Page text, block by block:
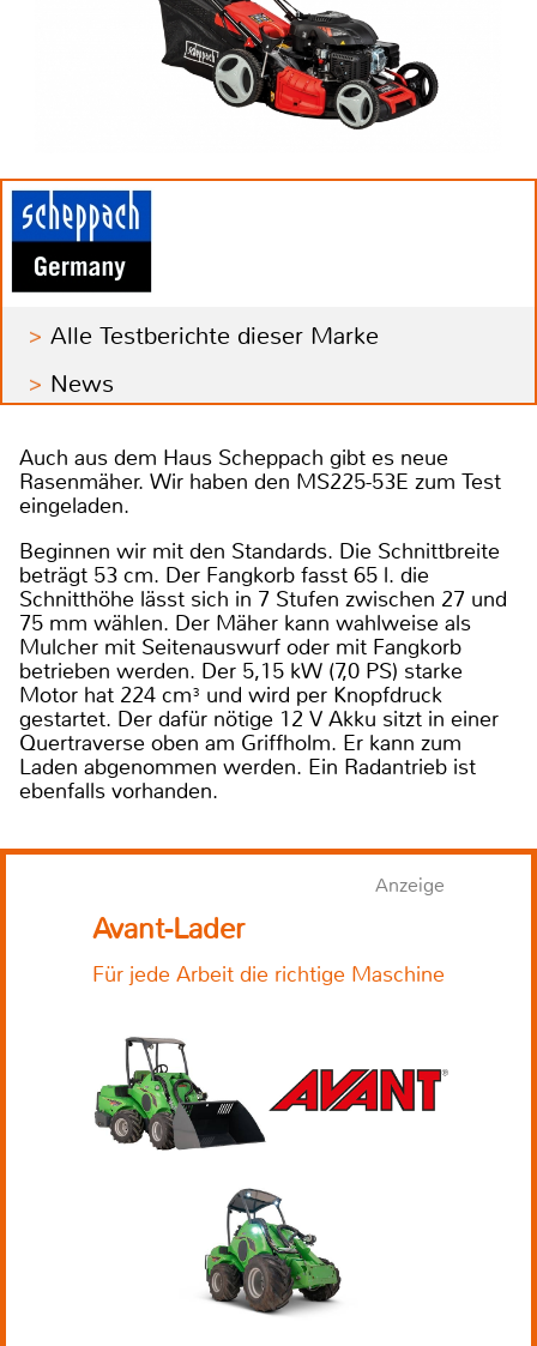
Alle Testberichte dieser Marke
News
Auch aus dem Haus Scheppach gibt es neue
Rasenmäher. Wir haben den MS225-53E zum Test
eingeladen.
Beginnen wir mit den Standards. Die Schnittbreite
beträgt 53 cm. Der Fangkorb fasst 65 l. die
Schnitthöhe lässt sich in 7 Stufen zwischen 27 und
75 mm wählen. Der Mäher kann wahlweise als
Mulcher mit Seitenauswurf oder mit Fangkorb
betrieben werden. Der 5,15 kW (7,0 PS) starke
Motor hat 224 cm³ und wird per Knopfdruck
gestartet. Der dafür nötige 12 V Akku sitzt in einer
Quertraverse oben am Griffholm. Er kann zum
Laden abgenommen werden. Ein Radantrieb ist
ebenfalls vorhanden.
Anzeige
Avant-Lader
Für jede Arbeit die richtige Maschine